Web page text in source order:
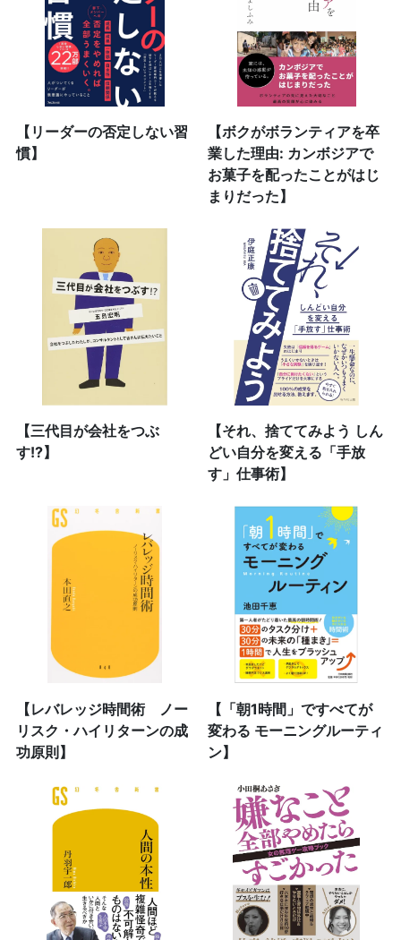
【リーダーの否定しない習
慣】
【ボクがボランティアを卒
業した理由: カンボジアで
お菓子を配ったことがはじ
まりだった】
【三代目が会社をつぶ
す!?】
【それ、捨ててみよう しん
どい自分を変える「手放
す」仕事術】
【レバレッジ時間術 ノー
リスク・ハイリターンの成
功原則】
【「朝1時間」ですべてが
変わる モーニングルーティ
ン】